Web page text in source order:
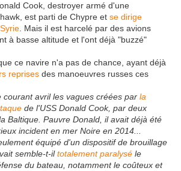
Cook, destroyer armé d'une
est parti de Chypre et se dirige
. Mais il est harcelé par des avions
à basse altitude et l'ont déjà "buzzé"
ce navire n'a pas de chance, ayant déjà
reprises des manoeuvres russes ces
courant avril les vagues créées par la
de l'USS Donald Cook, par deux
Baltique. Pauvre Donald, il avait déjà été
incident en mer Noire en 2014...
équipé d'un dispositif de brouillage
semble-t-iltotalement paralysé le
du bateau, notamment le coûteux et